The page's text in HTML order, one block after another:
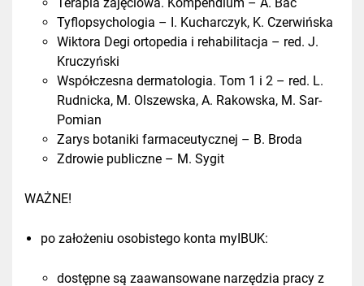
Tyflopsychologia – I. Kucharczyk, K. Czerwińska
Wiktora Degi ortopedia i rehabilitacja – red. J.
Kruczyński
Współczesna dermatologia. Tom 1 i 2 – red. L.
Rudnicka, M. Olszewska, A. Rakowska, M. Sar-
Pomian
Zarys botaniki farmaceutycznej – B. Broda
Zdrowie publiczne – M. Sygit
WAŻNE!
po założeniu osobistego konta myIBUK:
dostępne są zaawansowane narzędzia pracy z